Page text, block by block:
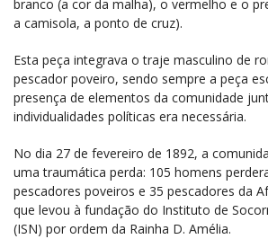
branco (a cor da malha), o vermelho e o
a camisola, a ponto de cruz).
Esta peça integrava o traje masculino de
pescador poveiro, sendo sempre a peça
presença de elementos da comunidade
individualidades políticas era necessária.
No dia 27 de fevereiro de 1892, a
uma traumática perda: 105 homens
pescadores poveiros e 35 pescadores da
que levou à fundação do Instituto de
(ISN) por ordem da Rainha D. Amélia.